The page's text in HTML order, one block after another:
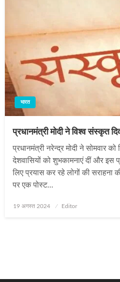
भारत
प्रधानमंत्री मोदी ने विश्व संस्कृत
प्रधानमंत्री नरेन्द्र मोदी ने सोमवार
देशवासियों को शुभकामनाएं दीं और इस
लिए प्रयास कर रहे लोगों की सराहना
पर एक पोस्ट…
Posted
19 अगस्त 2024 Editor